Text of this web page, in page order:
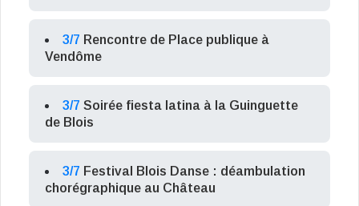
3/7 Rencontre de Place publique à
Vendôme
3/7 Soirée fiesta latina à la Guinguette
de Blois
3/7 Festival Blois Danse : déambulation
chorégraphique au Château